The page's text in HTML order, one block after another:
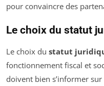
pour convaincre des
Le choix du statut
Le choix du statut
fonctionnement fiscal et
doivent bien s’informer